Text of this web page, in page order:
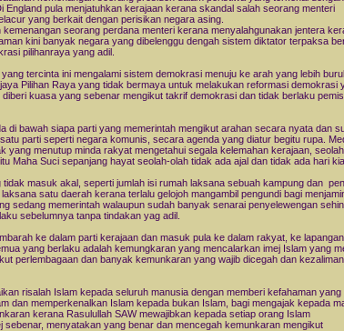
England pula menjatuhkan kerajaan kerana skandal salah seorang menteri
yang berkait dengan perisikan negara asing.
kemenangan seorang perdana menteri kerana menyalahgunakan jentera
kini banyak negara yang dibelenggu dengah sistem diktator terpaksa
pilihanraya yang adil.
tercinta ini mengalami sistem demokrasi menuju ke arah yang lebih
Pilihan Raya yang tidak bermaya untuk melakukan reformasi demokrasi
kuasa yang sebenar mengikut takrif demokrasi dan tidak berlaku
di bawah siapa parti yang memerintah mengikut arahan secara nyata dan
parti seperti negara komunis, secara agenda yang diatur begitu rupa.
yang menutup minda rakyat mengetahui segala kelemahan kerajaan,
Maha Suci sepanjang hayat seolah-olah tidak ada ajal dan tidak ada hari
tidak masuk akal, seperti jumlah isi rumah laksana sebuah kampung dan
satu daerah kerana terlalu gelojoh mangambil pengundi bagi
sedang memerintah walaupun sudah banyak senarai penyelewengan
sebelumnya tanpa tindakan yag adil.
ke dalam parti kerajaan dan masuk pula ke dalam rakyat, ke lapangan
yang berlaku adalah kemungkaran yang mencalarkan imej Islam yang
perlembagaan dan banyak kemunkaran yang wajib dicegah dan
risalah Islam kepada seluruh manusia dengan memberi kefahaman yang
dan memperkenalkan Islam kepada bukan Islam, bagi mengajak kepada
kerana Rasulullah SAW mewajibkan kepada setiap orang Islam
sebenar, menyatakan yang benar dan mencegah kemunkaran mengikut